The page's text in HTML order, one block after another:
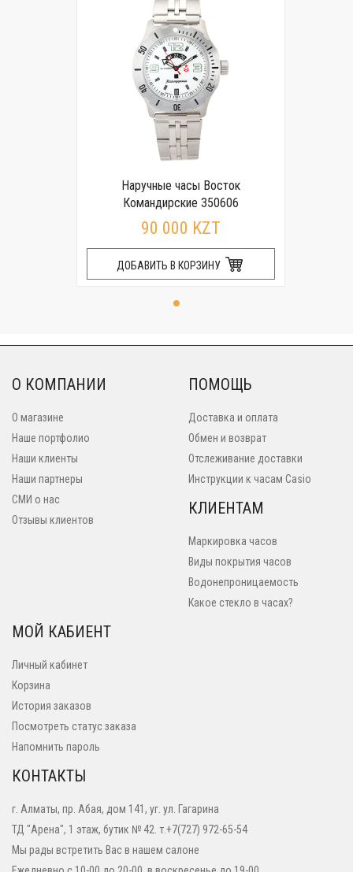
Наручные часы Восток
Командирские 350606
90 000 KZT
ДОБАВИТЬ В КОРЗИНУ
О КОМПАНИИ
О магазине
Наше портфолио
Наши клиенты
Наши партнеры
СМИ о нас
Отзывы клиентов
ПОМОЩЬ
Доставка и оплата
Обмен и возврат
Отслеживание доставки
Инструкции к часам Casio
КЛИЕНТАМ
Маркировка часов
Виды покрытия часов
Водонепроницаемость
Какое стекло в часах?
МОЙ КАБИЕНТ
Личный кабинет
Корзина
История заказов
Посмотреть статус заказа
Напомнить пароль
КОНТАКТЫ
г. Алматы, пр. Абая, дом 141, уг. ул. Гагарина
ТД "Арена", 1 этаж, бутик № 42. т.+7(727) 972-65-54
Мы рады встретить Вас в нашем салоне